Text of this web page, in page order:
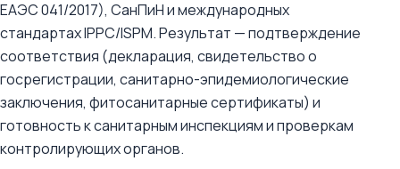
ЕАЭС 041/2017), СанПиН и международных
стандартах IPPC/ISPM. Результат — подтверждение
соответствия (декларация, свидетельство о
госрегистрации, санитарно-эпидемиологические
заключения, фитосанитарные сертификаты) и
готовность к санитарным инспекциям и проверкам
контролирующих органов.